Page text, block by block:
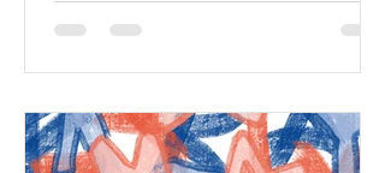
araya getirir ve ortaya hem nostaljik hem
sedirin kuru tatlılığı, tarçının sıcaklığı,
has, hafif “metalik” serinliği.